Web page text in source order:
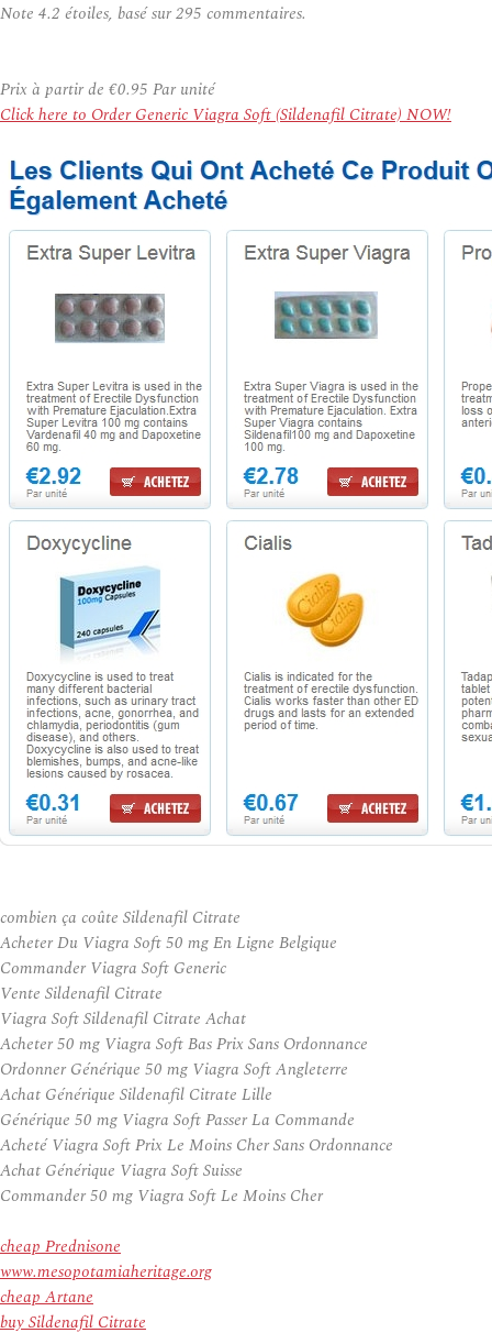
Note 4.2 étoiles, basé sur295 commentaires.
Prix à partir de €0.95 Par unité
Click here to Order Generic Viagra Soft (Sildenafil Citrate) NOW!
combien ça coûte Sildenafil Citrate
Acheter Du Viagra Soft 50 mg En Ligne Belgique
Commander Viagra Soft Generic
Vente Sildenafil Citrate
Viagra Soft Sildenafil Citrate Achat
Acheter 50 mg Viagra Soft Bas Prix Sans Ordonnance
Ordonner Générique 50 mg Viagra Soft Angleterre
Achat Générique Sildenafil Citrate Lille
Générique 50 mg Viagra Soft Passer La Commande
Acheté Viagra Soft Prix Le Moins Cher Sans Ordonnance
Achat Générique Viagra Soft Suisse
Commander 50 mg Viagra Soft Le Moins Cher
cheap Prednisone
www.mesopotamiaheritage.org
cheap Artane
buy Sildenafil Citrate